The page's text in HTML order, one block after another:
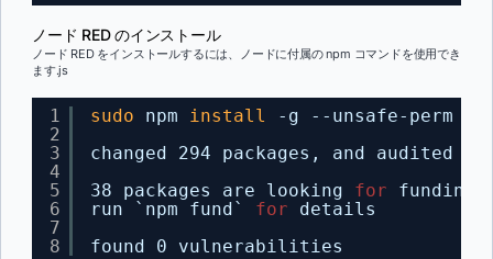
ノード RED のインストール
ノード RED をインストールするには、ノードに付属の npm コマンドを使用でき
ます.js
1
2
3
4
5
6
7
8
sudo npm install
-g --unsafe-perm
changed 294 packages, and audited
38 packages are looking for
funding
run `npm fund` for
details
found 0 vulnerabilities